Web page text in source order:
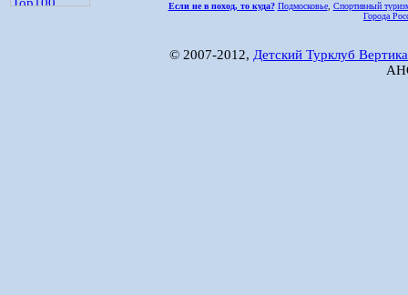
Если не в поход, то куда? Подмосковье, Спортивный
Города
© 2007-2012, Детский Турклуб